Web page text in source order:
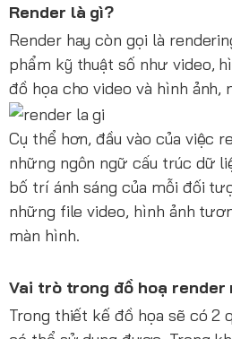
Render là gì?
Render hay còn gọi là
phẩm kỹ thuật số như video,
đồ họa cho video và hình
Cụ thể hơn, đầu vào của việc
những ngôn ngữ cấu trúc dữ
bố trí ánh sáng của mỗi đối
những file video, hình ảnh
màn hình.
Vai trò trong đồ hoạ render
Trong thiết kế đồ họa sẽ có 2